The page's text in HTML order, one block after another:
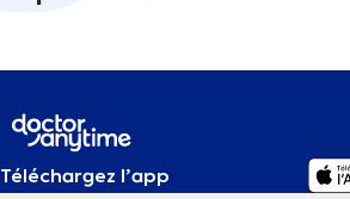
Téléchargez l’app